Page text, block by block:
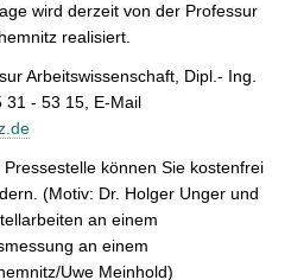
wird derzeit von der Professur
realisiert.
Arbeitswissenschaft, Dipl.- Ing.
31 - 53 15, E-Mail
können Sie kostenfrei
(Motiv: Dr. Holger Unger und
an einem
an einem
Uwe Meinhold)